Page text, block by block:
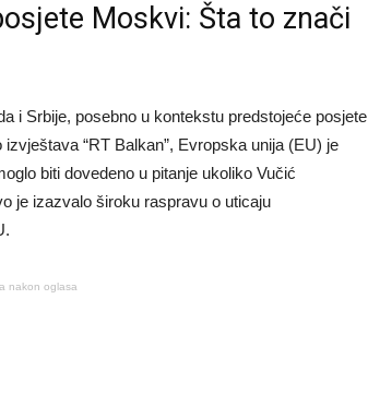
Moskvi: Šta to znači
i Srbije, posebno u kontekstu predstojeće posjete
“RT Balkan”, Evropska unija (EU) je
biti dovedeno u pitanje ukoliko Vučić
je izazvalo široku raspravu o uticaju
nakon oglasa